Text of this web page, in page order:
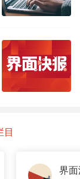
目
界